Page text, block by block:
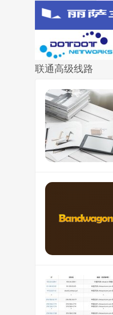
联通高级线路